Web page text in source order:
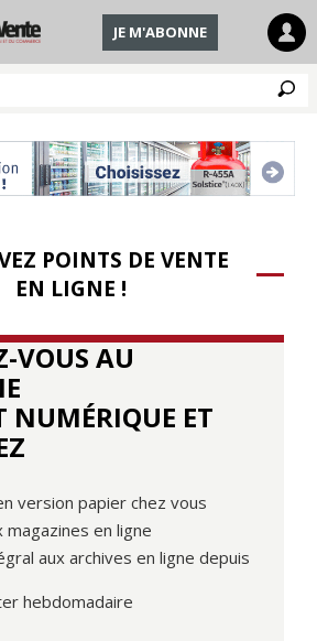
JE M'ABONNE
POINTS DE VENTE
EN LIGNE !
VOUS AU
NUMÉRIQUE ET
version papier chez vous
magazines en ligne
aux archives en ligne depuis
hebdomadaire